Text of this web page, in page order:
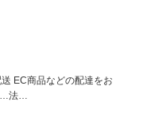
EC商品などの配達をお
法…